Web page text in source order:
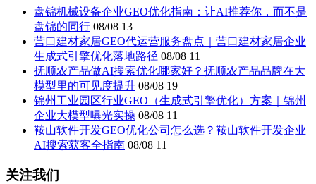
盘锦机械设备企业GEO优化指南：让AI推荐你，而不是
盘锦的同行 08/08 13
营口建材家居GEO代运营服务盘点｜营口建材家居企业
生成式引擎优化落地路径 08/08 11
抚顺农产品做AI搜索优化哪家好？抚顺农产品品牌在大
模型里的可见度提升 08/08 19
锦州工业园区行业GEO（生成式引擎优化）方案｜锦州
企业大模型曝光实操 08/08 11
鞍山软件开发GEO优化公司怎么选？鞍山软件开发企业
AI搜索获客全指南 08/08 11
关注我们